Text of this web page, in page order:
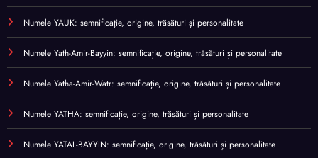
Numele YAUK: semnificație, origine, trăsături și personalitate
Numele Yath-Amir-Bayyin: semnificație, origine, trăsături și personalitate
Numele Yatha-Amir-Watr: semnificație, origine, trăsături și personalitate
Numele YATHA: semnificație, origine, trăsături și personalitate
Numele YATAL-BAYYIN: semnificație, origine, trăsături și personalitate